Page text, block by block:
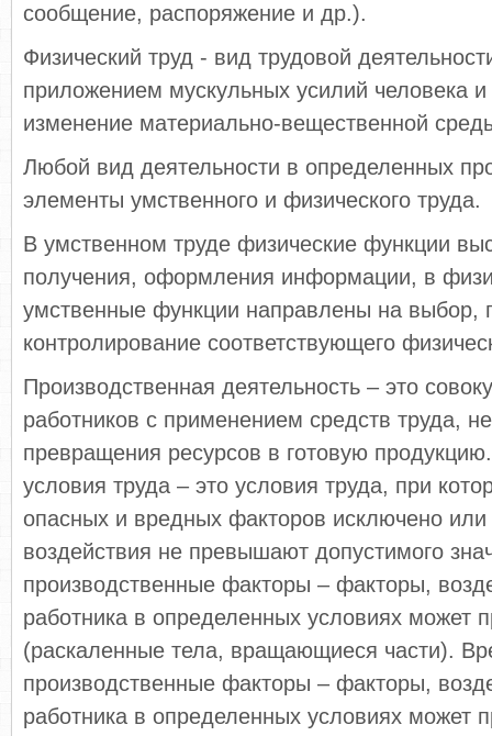
сообщение, распоряжение и др.).
Физический труд - вид трудовой
приложением мускульных усилий человека
изменение материально-вещественной
Любой вид деятельности в определенных
элементы умственного и физического труда.
В умственном труде физические функции
получения, оформления информации, в
умственные функции направлены на выбор,
контролирование соответствующего
Производственная деятельность – это
работников с применением средств труда,
превращения ресурсов в готовую
условия труда – это условия труда, при
опасных и вредных факторов исключено или
воздействия не превышают допустимого
производственные факторы – факторы,
работника в определенных условиях может
(раскаленные тела, вращающиеся части).
производственные факторы – факторы,
работника в определенных условиях может